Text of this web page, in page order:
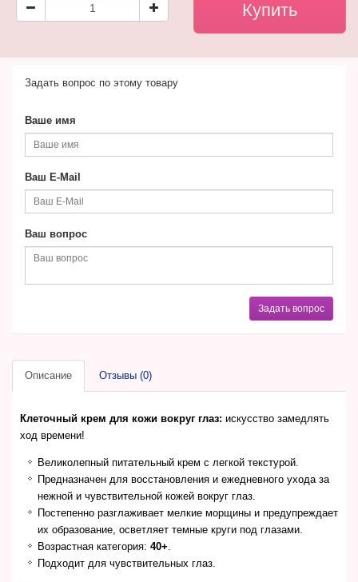
Задать вопрос по этому товару
Ваше имя
Ваш E-Mail
Ваш вопрос
Задать вопрос
Описание Отзывы (0)
Клеточный крем для кожи вокруг глаз: искусство замедлять
ход времени!
Великолепный питательный крем с легкой текстурой.
Предназначен для восстановления и ежедневного ухода за
нежной и чувствительной кожей вокруг глаз.
Постепенно разглаживает мелкие морщины и предупреждает
их образование, осветляет темные круги под глазами.
Возрастная категория: 40+
Подходит для чувствительных глаз.